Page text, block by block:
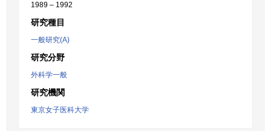
1989 – 1992
研究種目
一般研究(A)
研究分野
外科学一般
研究機関
東京女子医科大学